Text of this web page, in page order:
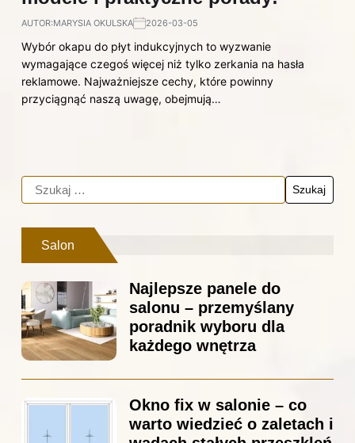
AUTOR:MARYSIA OKULSKA 2026-03-05
Wybór okapu do płyt indukcyjnych to wyzwanie
wymagające czegoś więcej niż tylko zerkania na hasła
reklamowe. Najważniejsze cechy, które powinny
przyciągnąć naszą uwagę, obejmują…
Salon
Najlepsze panele do
salonu – przemyślany
poradnik wyboru dla
każdego wnętrza
Okno fix w salonie – co
warto wiedzieć o zaletach i